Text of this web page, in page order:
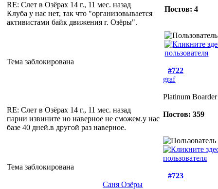
RE: Слет в Озёрах 14 г., 11 мес. назад
Клуба у нас нет, так что "организовывается
активистами байк движения г. Озёры".
Постов: 4
Тема заблокирована
#722
RE: Слет в Озёрах 14 г., 11 мес. назад
парни извините но наверное не сможем.у нас
базе 40 дней.в другой раз наверное.
graf
Platinum Boarder
Постов: 359
Тема заблокирована
#723
Саня Озёры